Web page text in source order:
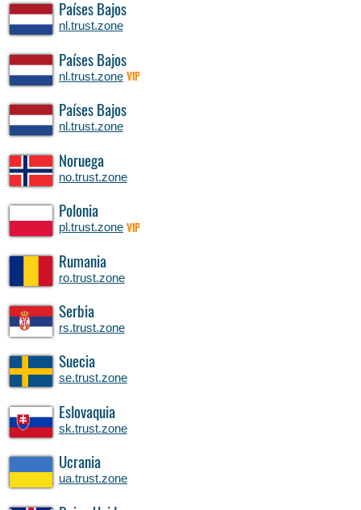
Países Bajos
nl.trust.zone
Países Bajos
nl.trust.zone VIP
Países Bajos
nl.trust.zone
Noruega
no.trust.zone
Polonia
pl.trust.zone VIP
Rumania
ro.trust.zone
Serbia
rs.trust.zone
Suecia
se.trust.zone
Eslovaquia
sk.trust.zone
Ucrania
ua.trust.zone